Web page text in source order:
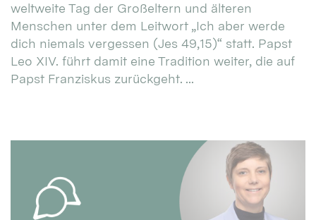
weltweite Tag der Großeltern und älteren
Menschen unter dem Leitwort „Ich aber werde
dich niemals vergessen (Jes 49,15)“ statt. Papst
Leo XIV. führt damit eine Tradition weiter, die auf
Papst Franziskus zurückgeht. ...